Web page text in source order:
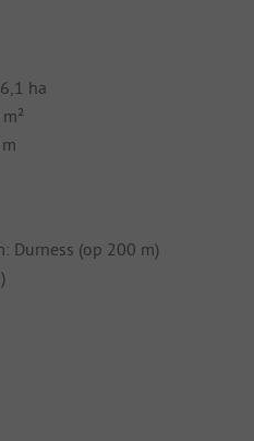
ha
Durness (op 200 m)